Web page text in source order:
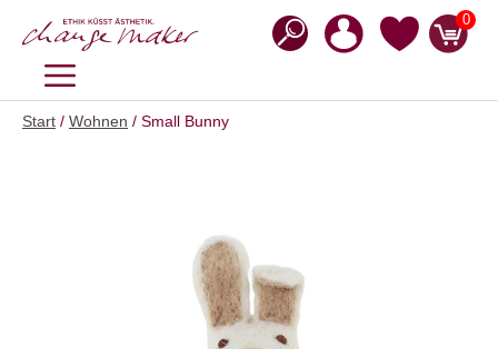
Inhalt
0
MENÜ
Start / Wohnen / Small Bunny